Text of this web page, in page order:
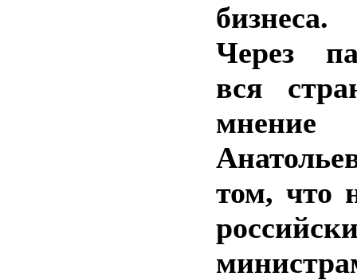
бизнеса.
Через
вся
мнение
том, что